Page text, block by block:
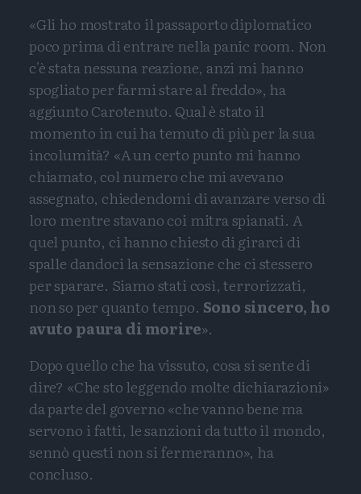
«Gli ho mostrato il passaporto diplomatico
poco prima di entrare nella panic room. Non
c'è stata nessuna reazione, anzi mi hanno
spogliato per farmi stare al freddo», ha
aggiunto Carotenuto. Qual è stato il
momento in cui ha temuto di più per la sua
incolumità? «A un certo punto mi hanno
chiamato, col numero che mi avevano
assegnato, chiedendomi di avanzare verso di
loro mentre stavano coi mitra spianati. A
quel punto, ci hanno chiesto di girarci di
spalle dandoci la sensazione che ci stessero
per sparare. Siamo stati così, terrorizzati,
non so per quanto tempo. Sono sincero, ho
avuto paura di morire».
Dopo quello che ha vissuto, cosa si sente di
dire? «Che sto leggendo molte dichiarazioni»
da parte del governo «che vanno bene ma
servono i fatti, le sanzioni da tutto il mondo,
sennò questi non si fermeranno», ha
concluso.